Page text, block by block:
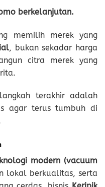
berkelanjutan.
memilih merek yang
, bukan sekadar harga
citra merek yang
terakhir adalah
agar terus tumbuh di
modern (vacuum
lokal berkualitas, serta